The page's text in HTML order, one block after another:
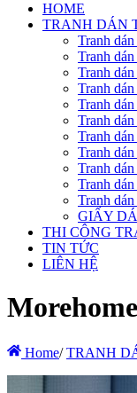
HOME
TRANH DÁN
Tranh
Tranh
Tranh
Tranh
Tranh
Tranh
Tranh
Tranh
Tranh
Tranh
Tranh
GIẤY
THI CÔNG
TIN TỨC
LIÊN HỆ
Home/ TRANH